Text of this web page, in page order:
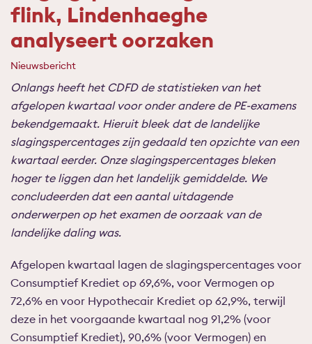
flink, Lindenhaeghe
analyseert oorzaken
Nieuwsbericht
Onlangs heeft het CDFD de statistieken van het
afgelopen kwartaal voor onder andere de PE-examens
bekendgemaakt. Hieruit bleek dat de landelijke
slagingspercentages zijn gedaald ten opzichte van een
kwartaal eerder. Onze slagingspercentages bleken
hoger te liggen dan het landelijk gemiddelde. We
concludeerden dat een aantal uitdagende
onderwerpen op het examen de oorzaak van de
landelijke daling was.
Afgelopen kwartaal lagen de slagingspercentages voor
Consumptief Krediet op 69,6%, voor Vermogen op
72,6% en voor Hypothecair Krediet op 62,9%, terwijl
deze in het voorgaande kwartaal nog 91,2% (voor
Consumptief Krediet), 90,6% (voor Vermogen) en